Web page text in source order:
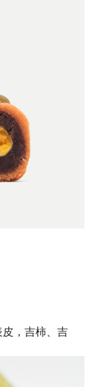
，吉柿、吉